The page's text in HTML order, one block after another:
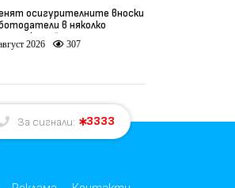
осигурителните вноски
в няколко
дейности
2026 307
За сигнали: 3333